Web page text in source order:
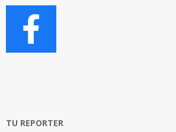
TU REPORTER